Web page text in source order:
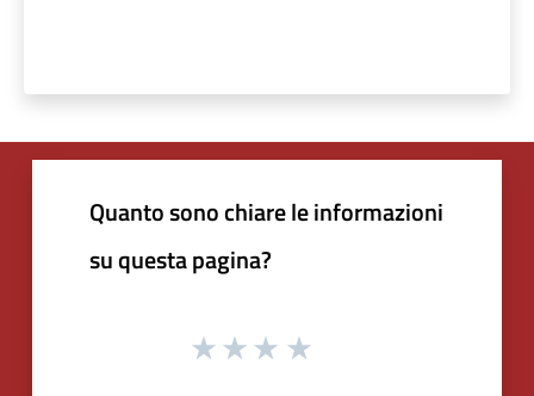
Quanto sono chiare le informazioni
su questa pagina?